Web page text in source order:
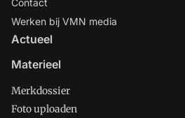
Contact
Werken bij VMN media
Actueel
Materieel
Merkdossier
Foto uploaden